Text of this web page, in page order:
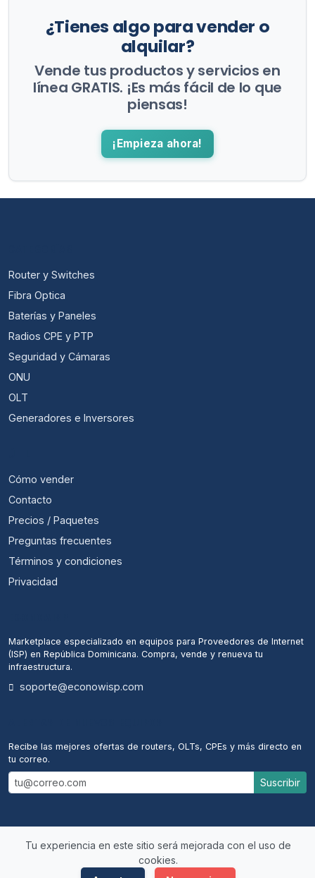
¿Tienes algo para vender o
alquilar?
Vende tus productos y servicios en
línea GRATIS. ¡Es más fácil de lo que
piensas!
¡Empieza ahora!
Tu experiencia en este sitio será mejorada con el uso de
cookies.
Router y Switches
Fibra Optica
Baterías y Paneles
Radios CPE y PTP
Seguridad y Cámaras
ONU
OLT
Generadores e Inversores
Cómo vender
Contacto
Precios / Paquetes
Preguntas frecuentes
Términos y condiciones
Privacidad
Marketplace especializado en equipos para Proveedores de Internet
(ISP) en República Dominicana. Compra, vende y renueva tu
infraestructura.
soporte@econowisp.com
Recibe las mejores ofertas de routers, OLTs, CPEs y más directo en
tu correo.
Suscribir
© 2026 econowisp. Todos los derechos reservados.
Desarrollado porMeloMultiservices